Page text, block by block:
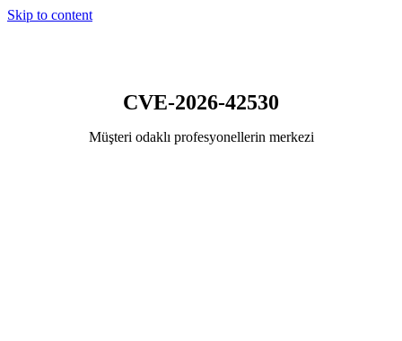
Skip to content
CVE-2026-42530
Müşteri odaklı profesyonellerin merkezi